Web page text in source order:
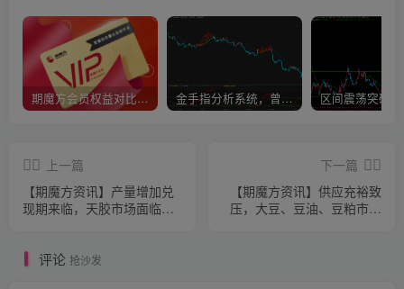
期魔方会员权益对比，总有一项适合您！ 金手指分析系统，曾经市场价39800
上一篇
【期魔方资讯】产量增加兑
现期来临，天胶市场面临季
下一篇
【期魔方资讯】供应充裕致
压，大豆、豆油、豆粕市场
评论 抢沙发